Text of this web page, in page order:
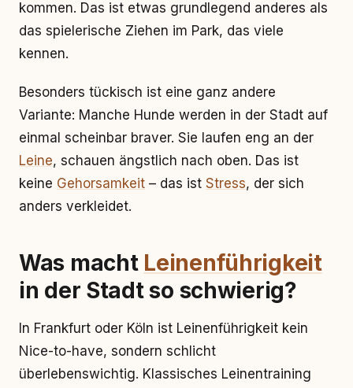
kommen. Das ist etwas grundlegend anderes als
das spielerische Ziehen im Park, das viele
kennen.
Besonders tückisch ist eine ganz andere
Variante: Manche Hunde werden in der Stadt auf
einmal scheinbar braver. Sie laufen eng an der
Leine, schauen ängstlich nach oben. Das ist
keine Gehorsamkeit – das ist Stress, der sich
anders verkleidet.
Was macht Leinenführigkeit
in der Stadt so schwierig?
In Frankfurt oder Köln ist Leinenführigkeit kein
Nice-to-have, sondern schlicht
überlebenswichtig. Klassisches Leinentraining